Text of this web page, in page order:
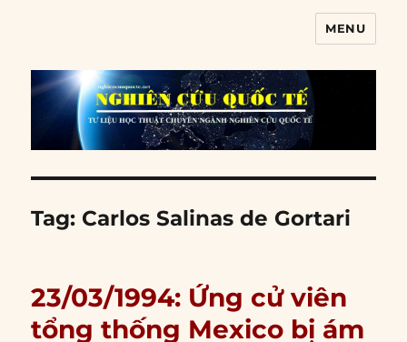
MENU
Tag: Carlos Salinas de Gortari
23/03/1994: Ứng cử viên
tổng thống Mexico bị ám